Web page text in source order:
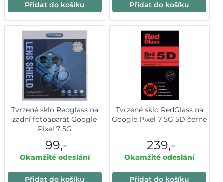
Přidat do košíku Přidat do košíku
Tvrzené sklo Redglass na
zadní fotoaparát Google
Pixel 7 5G
99,-
Okamžité odeslání
Přidat do košíku
Tvrzené sklo RedGlass na
Google Pixel 7 5G 5D černé
239,-
Okamžité odeslání
Přidat do košíku